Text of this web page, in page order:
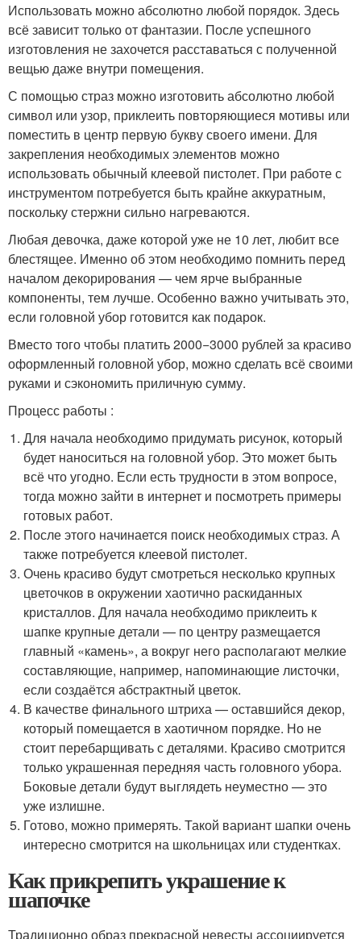
Использовать можно абсолютно любой порядок. Здесь
всё зависит только от фантазии. После успешного
изготовления не захочется расставаться с полученной
вещью даже внутри помещения.
С помощью страз можно изготовить абсолютно любой
символ или узор, приклеить повторяющиеся мотивы или
поместить в центр первую букву своего имени. Для
закрепления необходимых элементов можно
использовать обычный клеевой пистолет. При работе с
инструментом потребуется быть крайне аккуратным,
поскольку стержни сильно нагреваются.
Любая девочка, даже которой уже не 10 лет, любит все
блестящее. Именно об этом необходимо помнить перед
началом декорирования — чем ярче выбранные
компоненты, тем лучше. Особенно важно учитывать это,
если головной убор готовится как подарок.
Вместо того чтобы платить 2000−3000 рублей за красиво
оформленный головной убор, можно сделать всё своими
руками и сэкономить приличную сумму.
Процесс работы :
Для начала необходимо придумать рисунок, который
будет наноситься на головной убор. Это может быть
всё что угодно. Если есть трудности в этом вопросе,
тогда можно зайти в интернет и посмотреть примеры
готовых работ.
После этого начинается поиск необходимых страз. А
также потребуется клеевой пистолет.
Очень красиво будут смотреться несколько крупных
цветочков в окружении хаотично раскиданных
кристаллов. Для начала необходимо приклеить к
шапке крупные детали — по центру размещается
главный «камень», а вокруг него располагают мелкие
составляющие, например, напоминающие листочки,
если создаётся абстрактный цветок.
В качестве финального штриха — оставшийся декор,
который помещается в хаотичном порядке. Но не
стоит перебарщивать с деталями. Красиво смотрится
только украшенная передняя часть головного убора.
Боковые детали будут выглядеть неуместно — это
уже излишне.
Готово, можно примерять. Такой вариант шапки очень
интересно смотрится на школьницах или студентках.
Как прикрепить украшение к
шапочке
Традиционно образ прекрасной невесты ассоциируется